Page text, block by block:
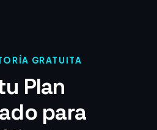
GRATUITA
Plan
para